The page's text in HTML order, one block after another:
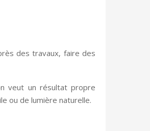
des travaux, faire des
veut un résultat propre
ou de lumière naturelle.